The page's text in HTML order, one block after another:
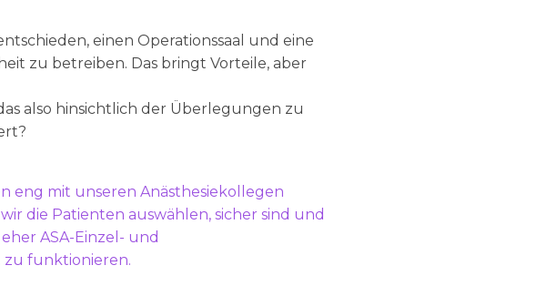
einen Operationssaal und eine
zu betreiben. Das bringt Vorteile, aber
also hinsichtlich der Überlegungen zu
eng mit unseren Anästhesiekollegen
die Patienten auswählen, sicher sind und
ASA-Einzel- und
funktionieren.